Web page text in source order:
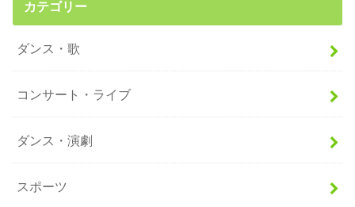
カテゴリー
ダンス・歌
コンサート・ライブ
ダンス・演劇
スポーツ